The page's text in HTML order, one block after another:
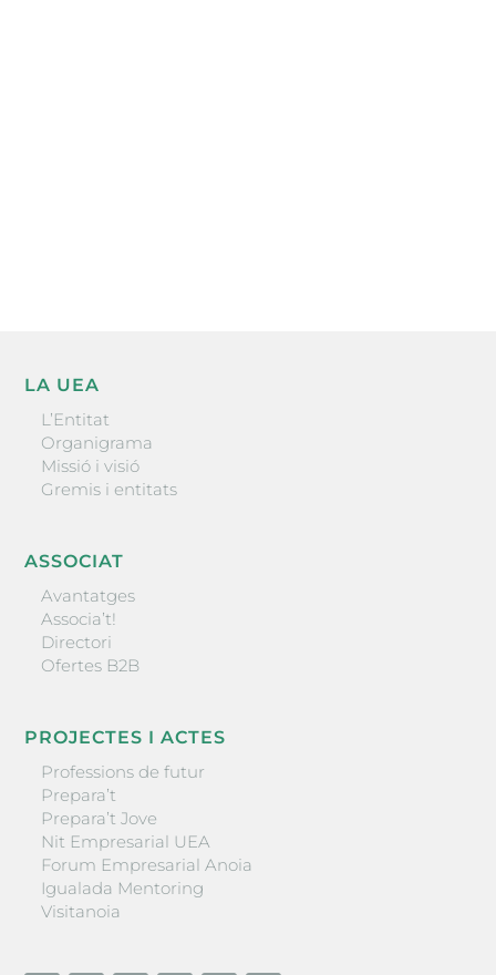
LA UEA
L’Entitat
Organigrama
Missió i visió
Gremis i entitats
ASSOCIAT
Avantatges
Associa’t!
Directori
Ofertes B2B
PROJECTES I ACTES
Professions de futur
Prepara’t
Prepara’t Jove
Nit Empresarial UEA
Forum Empresarial Anoia
Igualada Mentoring
Visitanoia